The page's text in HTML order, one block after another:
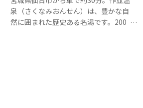
泉（さくなみおんせん）は、豊かな自
然に囲まれた歴史ある名湯です。200